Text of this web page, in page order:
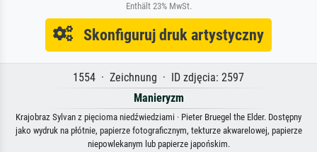
Enthält 23% MwSt.
Skonfiguruj druk artystyczny
1554 · Zeichnung · ID zdjęcia: 2597
Manieryzm
Krajobraz Sylvan z pięcioma niedźwiedziami · Pieter Bruegel the Elder. Dostępny
jako wydruk na płótnie, papierze fotograficznym, tekturze akwarelowej, papierze
niepowlekanym lub papierze japońskim.